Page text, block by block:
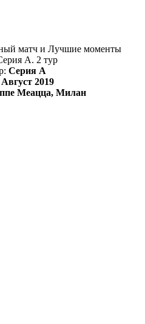
А. 2 тур
Серия А
2019
Меацца, Милан